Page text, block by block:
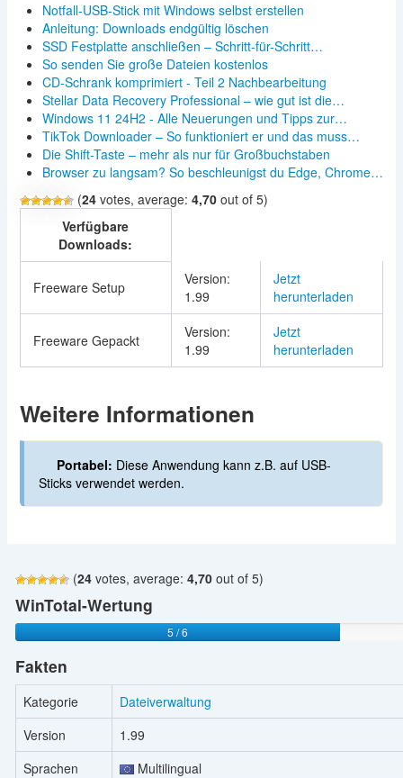
Notfall-USB-Stick mit Windows selbst erstellen
Anleitung: Downloads endgültig löschen
SSD Festplatte anschließen – Schritt-für-Schritt…
So senden Sie große Dateien kostenlos
CD-Schrank komprimiert - Teil 2 Nachbearbeitung
Stellar Data Recovery Professional – wie gut ist die…
Windows 11 24H2 - Alle Neuerungen und Tipps zur…
TikTok Downloader – So funktioniert er und das muss…
Die Shift-Taste – mehr als nur für Großbuchstaben
Browser zu langsam? So beschleunigst du Edge, Chrome…
(24votes, average: 4,70out of 5)
Verfügbare
Downloads:
Freeware Setup
Version:
1.99
Jetzt
herunterladen
Freeware Gepackt
Version:
1.99
Jetzt
herunterladen
Weitere Informationen
Portabel: Diese Anwendung kann z.B. auf USB-
Sticks verwendet werden.
(24votes, average: 4,70out of 5)
WinTotal-Wertung
5 / 6
Fakten
Kategorie
Dateiverwaltung
Version
1.99
Sprachen
Multilingual